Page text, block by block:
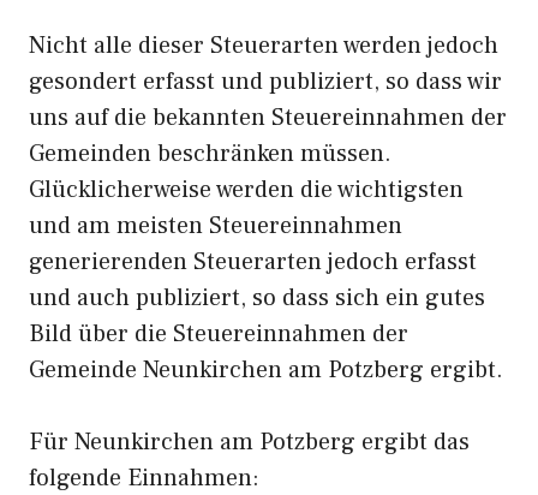
Nicht alle dieser Steuerarten werden jedoch
gesondert erfasst und publiziert, so dass wir
uns auf die bekannten Steuereinnahmen der
Gemeinden beschränken müssen.
Glücklicherweise werden die wichtigsten
und am meisten Steuereinnahmen
generierenden Steuerarten jedoch erfasst
und auch publiziert, so dass sich ein gutes
Bild über die Steuereinnahmen der
Gemeinde Neunkirchen am Potzberg ergibt.
Für Neunkirchen am Potzberg ergibt das
folgende Einnahmen: